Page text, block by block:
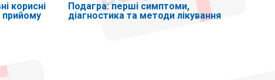
корисні
прийому
Подагра: перші симптоми,
діагностика та методи лікування